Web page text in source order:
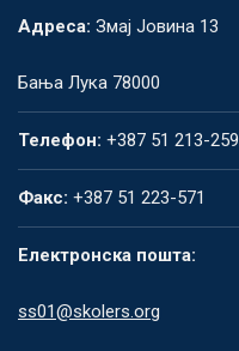
Адреса: Змај Јовина 13
Бања Лука 78000
Телефон: +387 51 213-259
Факс: +387 51 223-571
Електронска пошта:
ss01@skolers.org